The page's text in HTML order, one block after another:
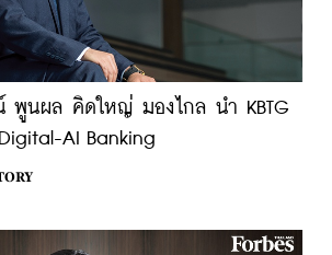
น์ พูนผล คิดใหญ่ มองไกล นำ KBTG
AI Banking